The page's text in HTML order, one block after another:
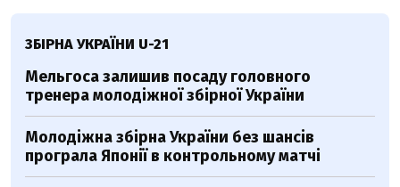
ЗБІРНА УКРАЇНИ U-21
Мельгоса залишив посаду головного
тренера молодіжної збірної України
Молодіжна збірна України без шансів
програла Японії в контрольному матчі